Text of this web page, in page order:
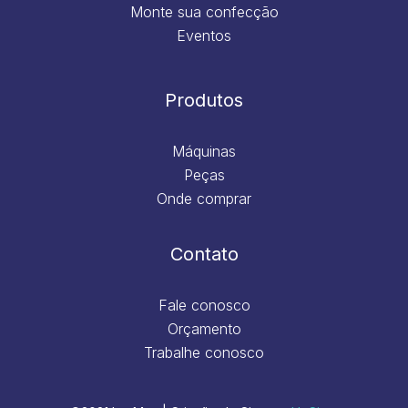
Monte sua confecção
Eventos
Produtos
Máquinas
Peças
Onde comprar
Contato
Fale conosco
Orçamento
Trabalhe conosco